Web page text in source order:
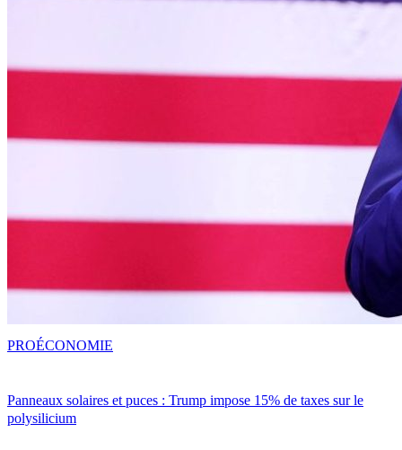
Panneaux solaires et puces : Trump impose 15% de taxes sur le
polysilicium
PROÉCONOMIE